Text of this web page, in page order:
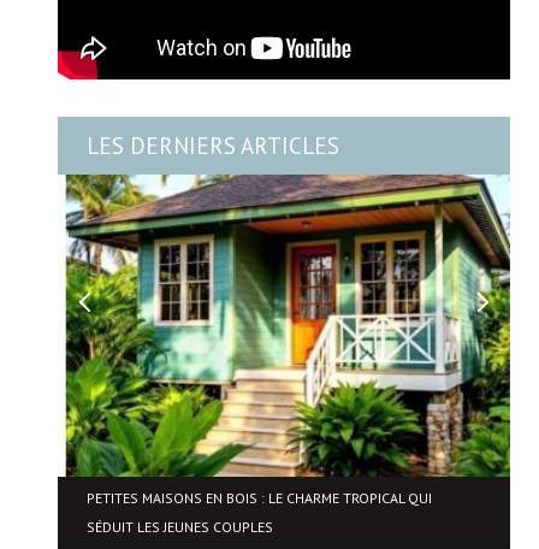
LES DERNIERS ARTICLES
PETITES MAISONS EN BOIS : LE CHARME TROPICAL QUI
SÉDUIT LES JEUNES COUPLES